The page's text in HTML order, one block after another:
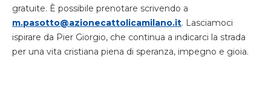
gratuite. È possibile prenotare scrivendo a
m.pasotto@azionecattolicamilano.it. Lasciamoci
ispirare da Pier Giorgio, che continua a indicarci la strada
per una vita cristiana piena di speranza, impegno e gioia.